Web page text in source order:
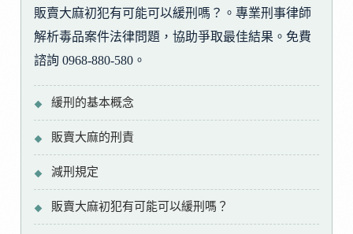
販賣大麻初犯有可能可以緩刑嗎？。專業刑事律師
解析毒品案件法律問題，協助爭取最佳結果。免費
諮詢 0968-880-580。
緩刑的基本概念
販賣大麻的刑責
減刑規定
販賣大麻初犯有可能可以緩刑嗎？